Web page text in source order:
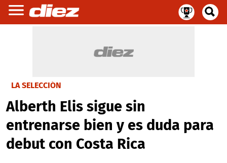
LA SELECCIÓN
Alberth Elis sigue sin
entrenarse bien y es duda para
debut con Costa Rica